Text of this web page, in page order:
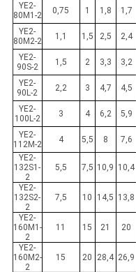
YE2-
80M1-2
0,75 1 1,8 1,7
YE2-
80M2-2
1,1 1,5 2,5 2,4
YE2-
90S-2
1,5 2 3,3 3,2
YE2-
90L-2
2,2 3 4,7 4,5
YE2-
100L-2
3 4 6,2 5,9
YE2-
112M-2
4 5,5 8 7,6
YE2-
132S1-
2
5,5 7,5 10,9 10,4
YE2-
132S2-
2
7,5 10 14,5 13,8
YE2-
160M1-
2
11 15 21 20
YE2-
160M2-
2
15 20 28,4 26,9